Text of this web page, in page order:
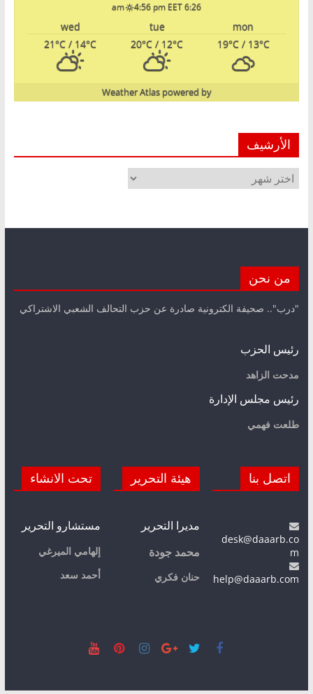
6:26 am
4:56 pm EET
mon
tue
wed
19°C/ 13°C
20°C / 12°C
21°C / 14°C
powered by
Weather Atlas
الأرشيف
الأرشيف
من نحن
"درب".. صحيفة الكترونية صادرة عن حزب التحالف الشعبي الاشتراكي
رئيس الحزب
مدحت الزاهد
رئيس مجلس الإدارة
طلعت فهمي
اتصل بنا
desk@daaarb.co
m
help@daaarb.com
هيئة التحرير
مديرا التحرير
محمد جودة
حنان فكري
تحت الانشاء
مستشارو التحرير
إلهامي الميرغي
أحمد سعد